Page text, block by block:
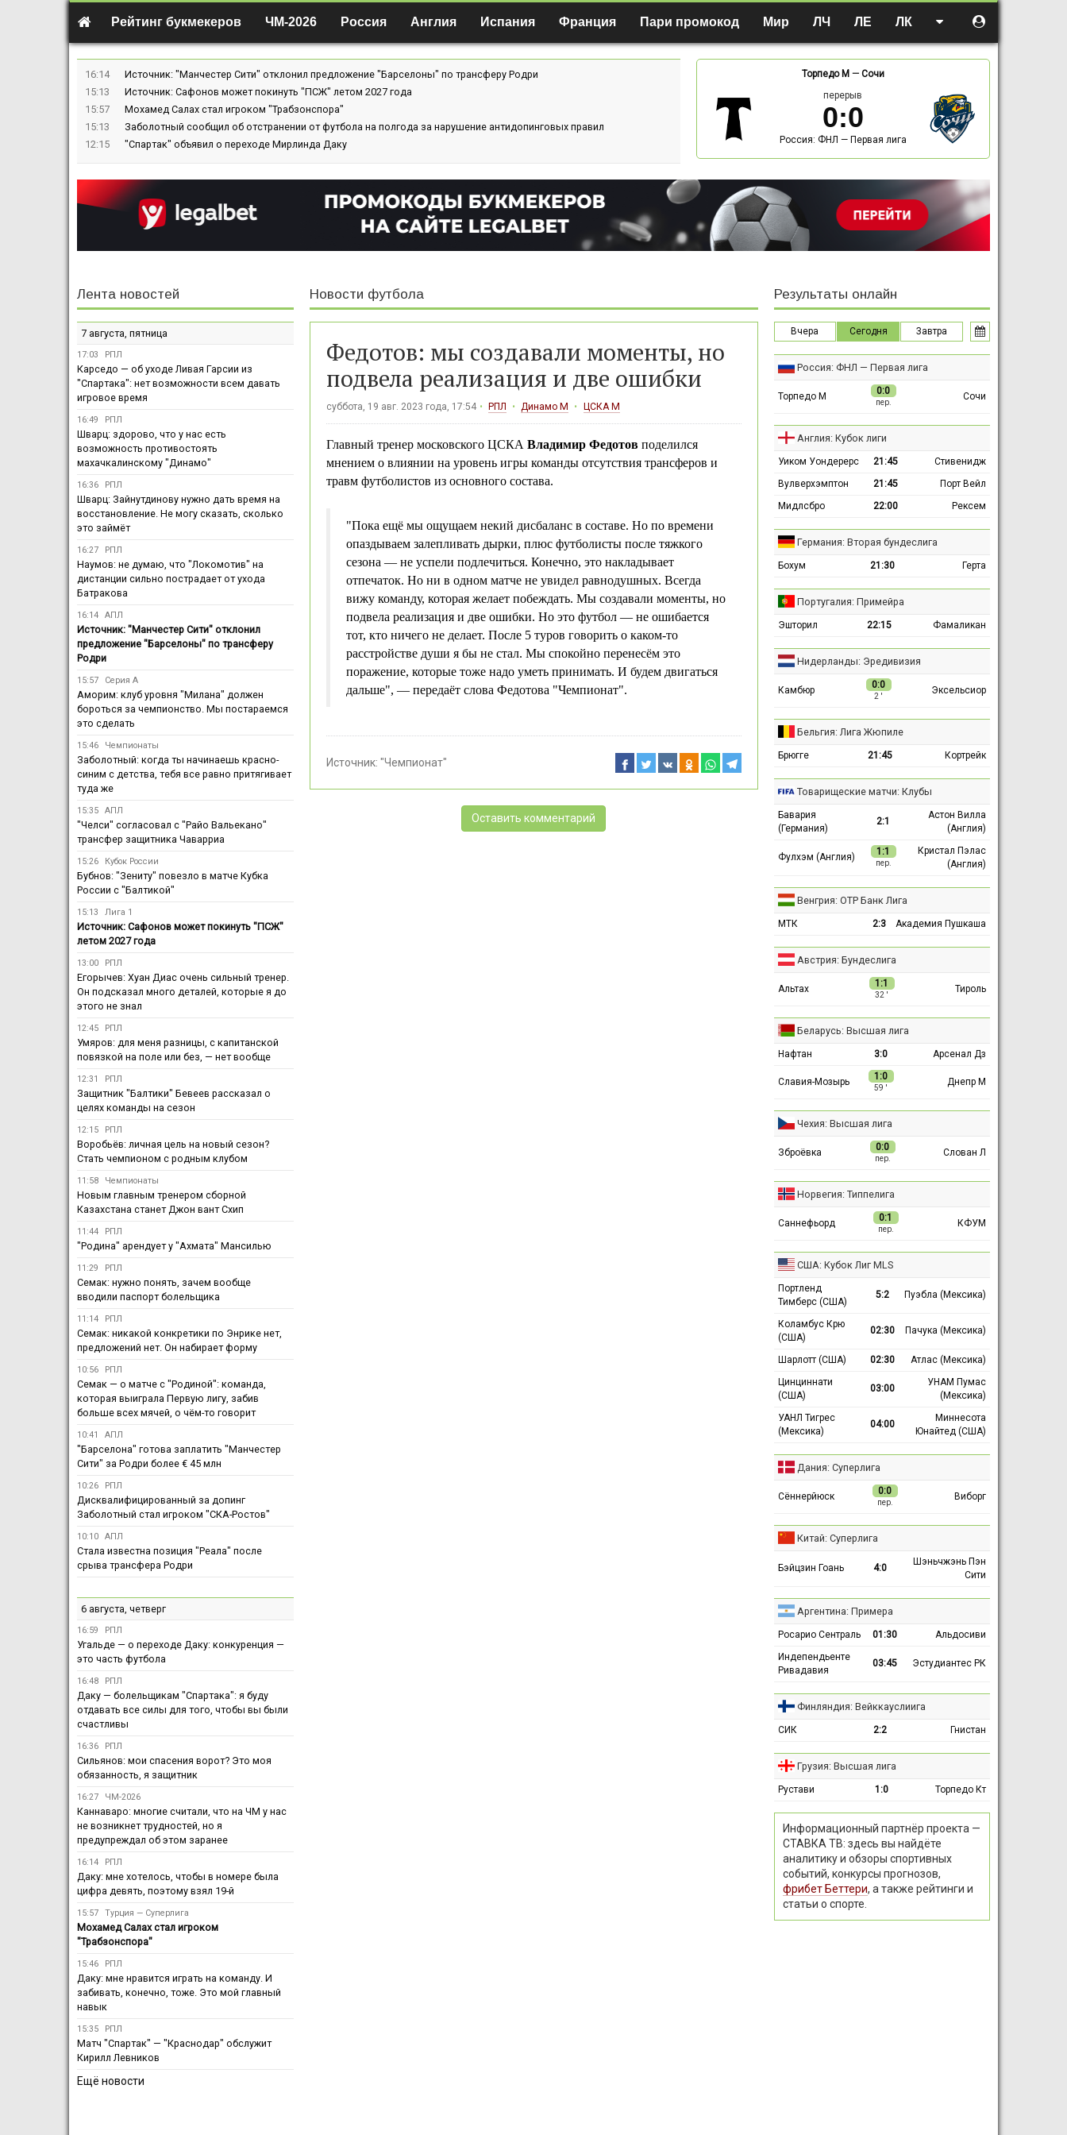
Рейтинг букмекеров ЧМ-2026 Россия Англия Испания Франция Пари промокод Мир ЛЧ ЛЕ ЛК
16:14
Источник: "Манчестер Сити" отклонил предложение "Барселоны" по трансферу Родри
15:13
Источник: Сафонов может покинуть "ПСЖ" летом 2027 года
15:57
Мохамед Салах стал игроком "Трабзонспора"
15:13
Заболотный сообщил об отстранении от футбола на полгода за нарушение антидопинговых правил
12:15
"Спартак" объявил о переходе Мирлинда Даку
Торпедо М — Сочи
перерыв
0:0
Россия: ФНЛ — Первая лига
Новости футбола
Федотов: мы создавали моменты, но
подвела реализация и две ошибки
суббота, 19 авг. 2023 года, 17:54 РПЛ Динамо М ЦСКА М
Главный тренер московского ЦСКА Владимир Федотовподелился
мнением о влиянии на уровень игры команды отсутствия трансферов и
травм футболистов из основного состава.
"Пока ещё мы ощущаем некий дисбаланс в составе. Но по времени
опаздываем залепливать дырки, плюс футболисты после тяжкого
сезона — не успели подлечиться. Конечно, это накладывает
отпечаток. Но ни в одном матче не увидел равнодушных. Всегда
вижу команду, которая желает побеждать. Мы создавали моменты, но
подвела реализация и две ошибки. Но это футбол — не ошибается
тот, кто ничего не делает. После 5 туров говорить о каком-то
расстройстве души я бы не стал. Мы спокойно перенесём это
поражение, которые тоже надо уметь принимать. И будем двигаться
дальше", — передаёт слова Федотова "Чемпионат".
Источник: "Чемпионат"
Оставить комментарий
Лента новостей
7 августа, пятница
17:03 РПЛ
Карседо — об уходе Ливая Гарсии из
"Спартака": нет возможности всем давать
игровое время
16:49 РПЛ
Шварц: здорово, что у нас есть
возможность противостоять
махачкалинскому "Динамо"
16:36 РПЛ
Шварц: Зайнутдинову нужно дать время на
восстановление. Не могу сказать, сколько
это займёт
16:27 РПЛ
Наумов: не думаю, что "Локомотив" на
дистанции сильно пострадает от ухода
Батракова
16:14 АПЛ
Источник: "Манчестер Сити" отклонил
предложение "Барселоны" по трансферу
Родри
15:57 Серия А
Аморим: клуб уровня "Милана" должен
бороться за чемпионство. Мы постараемся
это сделать
15:46 Чемпионаты
Заболотный: когда ты начинаешь красно-
синим с детства, тебя все равно притягивает
туда же
15:35 АПЛ
"Челси" согласовал с "Райо Вальекано"
трансфер защитника Чаварриа
15:26 Кубок России
Бубнов: "Зениту" повезло в матче Кубка
России с "Балтикой"
15:13 Лига 1
Источник: Сафонов может покинуть "ПСЖ"
летом 2027 года
13:00 РПЛ
Егорычев: Хуан Диас очень сильный тренер.
Он подсказал много деталей, которые я до
этого не знал
12:45 РПЛ
Умяров: для меня разницы, с капитанской
повязкой на поле или без, — нет вообще
12:31 РПЛ
Защитник "Балтики" Бевеев рассказал о
целях команды на сезон
12:15 РПЛ
Воробьёв: личная цель на новый сезон?
Стать чемпионом с родным клубом
11:58 Чемпионаты
Новым главным тренером сборной
Казахстана станет Джон вант Схип
11:44 РПЛ
"Родина" арендует у "Ахмата" Мансилью
11:29 РПЛ
Семак: нужно понять, зачем вообще
вводили паспорт болельщика
11:14 РПЛ
Семак: никакой конкретики по Энрике нет,
предложений нет. Он набирает форму
10:56 РПЛ
Семак — о матче с "Родиной": команда,
которая выиграла Первую лигу, забив
больше всех мячей, о чём-то говорит
10:41 АПЛ
"Барселона" готова заплатить "Манчестер
Сити" за Родри более € 45 млн
10:26 РПЛ
Дисквалифицированный за допинг
Заболотный стал игроком "СКА-Ростов"
10:10 АПЛ
Стала известна позиция "Реала" после
срыва трансфера Родри
6 августа, четверг
16:59 РПЛ
Угальде — о переходе Даку: конкуренция —
это часть футбола
16:48 РПЛ
Даку — болельщикам "Спартака": я буду
отдавать все силы для того, чтобы вы были
счастливы
16:36 РПЛ
Сильянов: мои спасения ворот? Это моя
обязанность, я защитник
16:27 ЧМ-2026
Каннаваро: многие считали, что на ЧМ у нас
не возникнет трудностей, но я
предупреждал об этом заранее
16:14 РПЛ
Даку: мне хотелось, чтобы в номере была
цифра девять, поэтому взял 19-й
15:57 Турция — Суперлига
Мохамед Салах стал игроком
"Трабзонспора"
15:46 РПЛ
Даку: мне нравится играть на команду. И
забивать, конечно, тоже. Это мой главный
навык
15:35 РПЛ
Матч "Спартак" — "Краснодар" обслужит
Кирилл Левников
Ещё новости
Результаты онлайн
Вчера Сегодня Завтра
Россия: ФНЛ — Первая лига
Торпедо М 0:0
пер.
Сочи
Англия: Кубок лиги
Уиком Уондерерс 21:45
Стивенидж
Вулверхэмптон
21:45
Порт Вейл
Мидлсбро
22:00 Рексем
Германия: Вторая бундеслига
Бохум 21:30 Герта
Португалия: Примейра
Эшторил 22:15 Фамаликан
Нидерланды: Эредивизия
Камбюр 0:0
2 ′
Эксельсиор
Бельгия: Лига Жюпиле
Брюгге 21:45 Кортрейк
Товарищеские матчи: Клубы
Бавария
(Германия)
2:1
Астон Вилла
(Англия)
Фулхэм (Англия) 1:1
пер.
Кристал Пэлас
(Англия)
Венгрия: ОТР Банк Лига
МТК 2:3 Академия Пушкаша
Австрия: Бундеслига
Альтах 1:1
32 ′
Тироль
Беларусь: Высшая лига
Нафтан 3:0 Арсенал Дз
Славия-Мозырь 1:0
59 ′
Днепр М
Чехия: Высшая лига
Зброёвка 0:0
пер.
Слован Л
Норвегия: Типпелига
Саннефьорд 0:1
пер.
КФУМ
США: Кубок Лиг MLS
Портленд
Тимберс (США)
5:2 Пуэбла (Мексика)
Коламбус Крю
(США)
02:30 Пачука (Мексика)
Шарлотт (США) 02:30
Атлас (Мексика)
Цинциннати
(США)
03:00
УНАМ Пумас
(Мексика)
УАНЛ Тигрес
(Мексика)
04:00
Миннесота
Юнайтед (США)
Дания: Суперлига
Сённерйюск 0:0
пер.
Виборг
Китай: Суперлига
Бэйцзин Гоань 4:0
Шэньчжэнь Пэн
Сити
Аргентина: Примера
Росарио Сентраль 01:30
Альдосиви
Индепендьенте
Ривадавия
03:45 Эстудиантес РК
Финляндия: Вейккауслиига
СИК 2:2 Гнистан
Грузия: Высшая лига
Рустави 1:0 Торпедо Кт
Информационный партнёр проекта —
СТАВКА ТВ: здесь вы найдёте
аналитику и обзоры спортивных
событий, конкурсы прогнозов,
фрибет Беттери, а также рейтинги и
статьи о спорте.